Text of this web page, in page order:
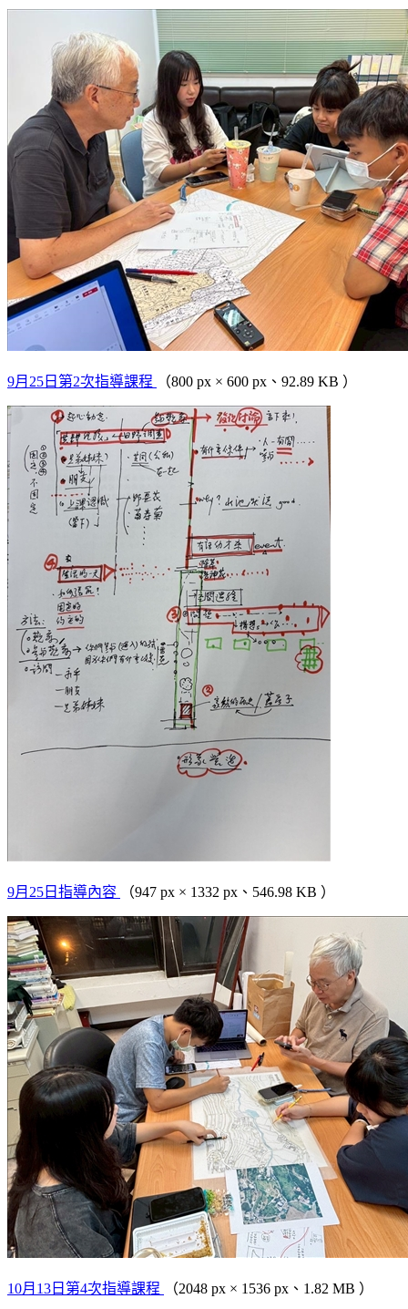
9月25日第2次指導課程 （800 px × 600 px、92.89 KB ）
9月25日指導內容 （947 px × 1332 px、546.98 KB ）
10月13日第4次指導課程 （2048 px × 1536 px、1.82 MB ）